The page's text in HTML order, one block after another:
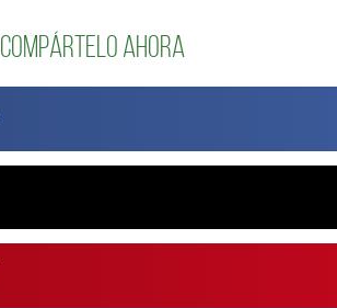
Compártelo ahora